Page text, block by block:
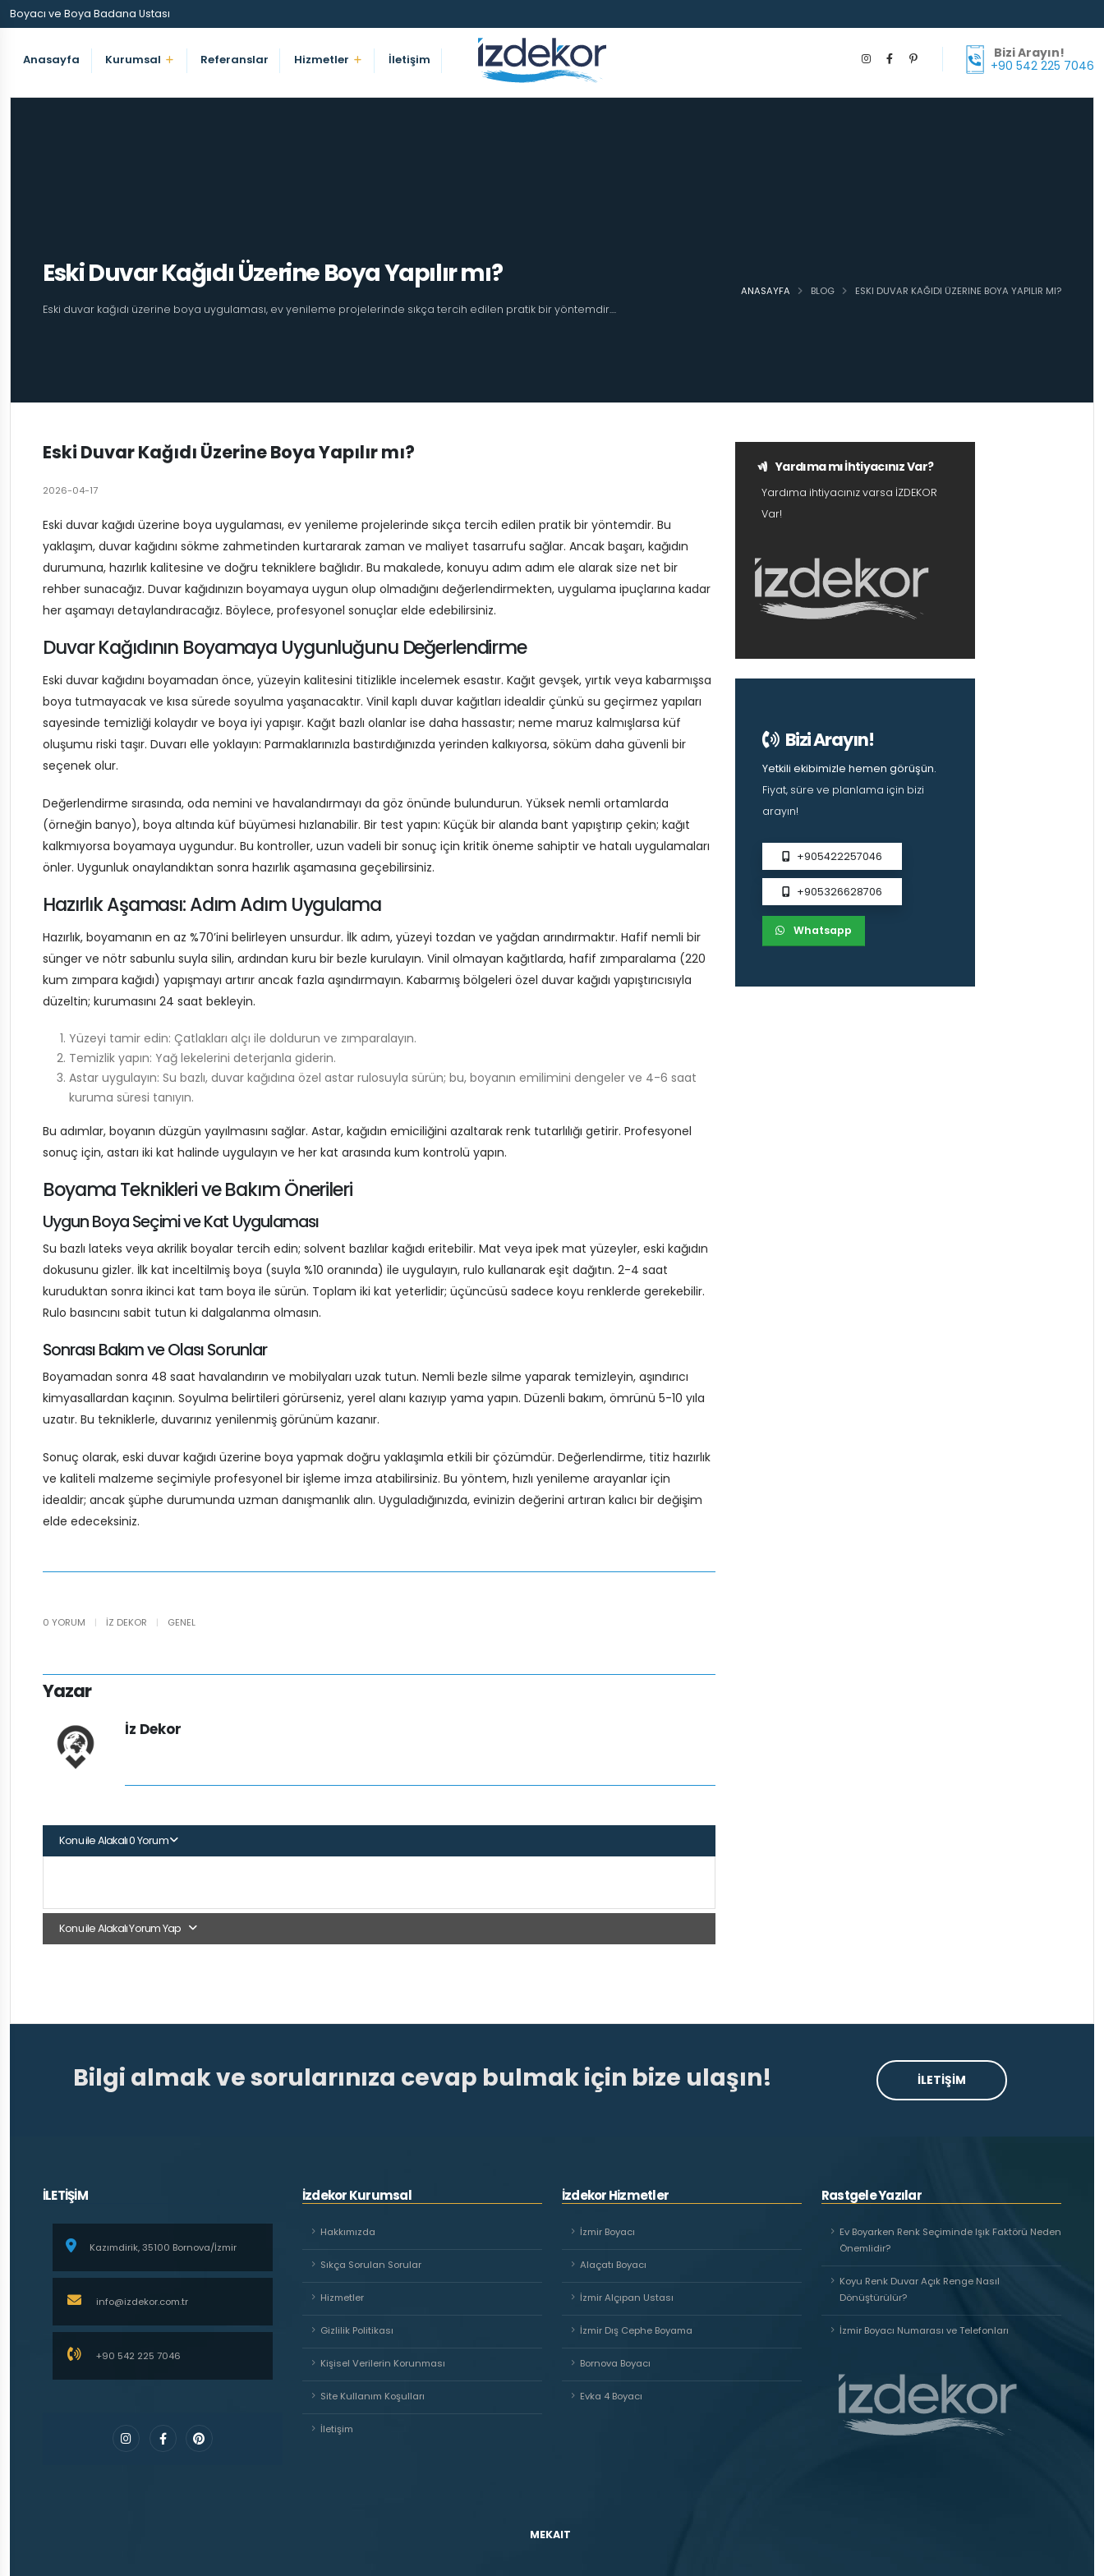
Boyacı ve Boya Badana Ustası
Anasayfa Kurumsal Referanslar Hizmetler İletişim
Bizi Arayın!
+90 542 225 7046
Eski Duvar Kağıdı Üzerine Boya Yapılır mı?
Eski duvar kağıdı üzerine boya uygulaması, ev yenileme projelerinde sıkça tercih edilen pratik bir yöntemdir....
ANASAYFA BLOG ESKI DUVAR KAĞIDI ÜZERINE BOYA YAPILIR MI?
Eski Duvar Kağıdı Üzerine Boya Yapılır mı?
2026-04-17
Eski duvar kağıdı üzerine boya uygulaması, ev yenileme projelerinde sıkça tercih edilen pratik bir yöntemdir. Bu
yaklaşım, duvar kağıdını sökme zahmetinden kurtararak zaman ve maliyet tasarrufu sağlar. Ancak başarı, kağıdın
durumuna, hazırlık kalitesine ve doğru tekniklere bağlıdır. Bu makalede, konuyu adım adım ele alarak size net bir
rehber sunacağız. Duvar kağıdınızın boyamaya uygun olup olmadığını değerlendirmekten, uygulama ipuçlarına kadar
her aşamayı detaylandıracağız. Böylece, profesyonel sonuçlar elde edebilirsiniz.
Duvar Kağıdının Boyamaya Uygunluğunu Değerlendirme
Eski duvar kağıdını boyamadan önce, yüzeyin kalitesini titizlikle incelemek esastır. Kağıt gevşek, yırtık veya kabarmışsa
boya tutmayacak ve kısa sürede soyulma yaşanacaktır. Vinil kaplı duvar kağıtları idealdir çünkü su geçirmez yapıları
sayesinde temizliği kolaydır ve boya iyi yapışır. Kağıt bazlı olanlar ise daha hassastır; neme maruz kalmışlarsa küf
oluşumu riski taşır. Duvarı elle yoklayın: Parmaklarınızla bastırdığınızda yerinden kalkıyorsa, söküm daha güvenli bir
seçenek olur.
Değerlendirme sırasında, oda nemini ve havalandırmayı da göz önünde bulundurun. Yüksek nemli ortamlarda
(örneğin banyo), boya altında küf büyümesi hızlanabilir. Bir test yapın: Küçük bir alanda bant yapıştırıp çekin; kağıt
kalkmıyorsa boyamaya uygundur. Bu kontroller, uzun vadeli bir sonuç için kritik öneme sahiptir ve hatalı uygulamaları
önler. Uygunluk onaylandıktan sonra hazırlık aşamasına geçebilirsiniz.
Hazırlık Aşaması: Adım Adım Uygulama
Hazırlık, boyamanın en az %70’ini belirleyen unsurdur. İlk adım, yüzeyi tozdan ve yağdan arındırmaktır. Hafif nemli bir
sünger ve nötr sabunlu suyla silin, ardından kuru bir bezle kurulayın. Vinil olmayan kağıtlarda, hafif zımparalama (220
kum zımpara kağıdı) yapışmayı artırır ancak fazla aşındırmayın. Kabarmış bölgeleri özel duvar kağıdı yapıştırıcısıyla
düzeltin; kurumasını 24 saat bekleyin.
Yüzeyi tamir edin: Çatlakları alçı ile doldurun ve zımparalayın.
Temizlik yapın: Yağ lekelerini deterjanla giderin.
Astar uygulayın: Su bazlı, duvar kağıdına özel astar rulosuyla sürün; bu, boyanın emilimini dengeler ve 4-6 saat
kuruma süresi tanıyın.
Bu adımlar, boyanın düzgün yayılmasını sağlar. Astar, kağıdın emiciliğini azaltarak renk tutarlılığı getirir. Profesyonel
sonuç için, astarı iki kat halinde uygulayın ve her kat arasında kum kontrolü yapın.
Boyama Teknikleri ve Bakım Önerileri
Uygun Boya Seçimi ve Kat Uygulaması
Su bazlı lateks veya akrilik boyalar tercih edin; solvent bazlılar kağıdı eritebilir. Mat veya ipek mat yüzeyler, eski kağıdın
dokusunu gizler. İlk kat inceltilmiş boya (suyla %10 oranında) ile uygulayın, rulo kullanarak eşit dağıtın. 2-4 saat
kuruduktan sonra ikinci kat tam boya ile sürün. Toplam iki kat yeterlidir; üçüncüsü sadece koyu renklerde gerekebilir.
Rulo basıncını sabit tutun ki dalgalanma olmasın.
Sonrası Bakım ve Olası Sorunlar
Boyamadan sonra 48 saat havalandırın ve mobilyaları uzak tutun. Nemli bezle silme yaparak temizleyin, aşındırıcı
kimyasallardan kaçının. Soyulma belirtileri görürseniz, yerel alanı kazıyıp yama yapın. Düzenli bakım, ömrünü 5-10 yıla
uzatır. Bu tekniklerle, duvarınız yenilenmiş görünüm kazanır.
Sonuç olarak, eski duvar kağıdı üzerine boya yapmak doğru yaklaşımla etkili bir çözümdür. Değerlendirme, titiz hazırlık
ve kaliteli malzeme seçimiyle profesyonel bir işleme imza atabilirsiniz. Bu yöntem, hızlı yenileme arayanlar için
idealdir; ancak şüphe durumunda uzman danışmanlık alın. Uyguladığınızda, evinizin değerini artıran kalıcı bir değişim
elde edeceksiniz.
0 YORUM | İZ DEKOR | GENEL
Yazar
İz Dekor
Konu ile Alakalı 0 Yorum
Konu ile Alakalı Yorum Yap
Yardıma mı İhtiyacınız Var?
Yardıma ihtiyacınız varsa İZDEKOR
Var!
Bizi Arayın!
Yetkili ekibimizle hemen görüşün.
Fiyat, süre ve planlama için bizi
arayın!
+905422257046
+905326628706
Whatsapp
Bilgi almak ve sorularınıza cevap bulmak için bize ulaşın! İLETİŞİM
İLETİŞİM
Kazımdirik, 35100 Bornova/İzmir
info@izdekor.com.tr
+90 542 225 7046
İzdekor Kurumsal
Hakkımızda
Sıkça Sorulan Sorular
Hizmetler
Gizlilik Politikası
Kişisel Verilerin Korunması
Site Kullanım Koşulları
İletişim
İzdekor Hizmetler
İzmir Boyacı
Alaçatı Boyacı
İzmir Alçıpan Ustası
İzmir Dış Cephe Boyama
Bornova Boyacı
Evka 4 Boyacı
Rastgele Yazılar
Ev Boyarken Renk Seçiminde Işık Faktörü Neden
Önemlidir?
Koyu Renk Duvar Açık Renge Nasıl
Dönüştürülür?
İzmir Boyacı Numarası ve Telefonları
MEKAIT